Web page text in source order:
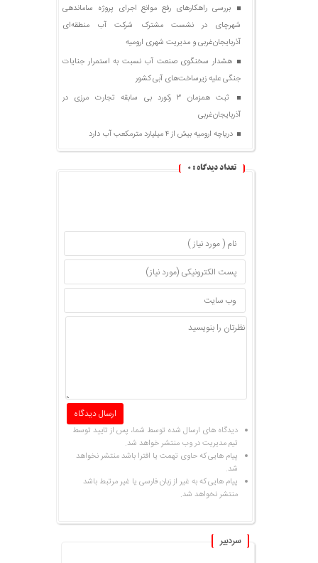
بررسی راهکارهای رفع موانع اجرای پروژه ساماندهی
شهرچای در نشست مشترک شرکت آب منطقه‌ای
آذربایجان‌غربی و مدیریت شهری ارومیه
هشدار سخنگوی صنعت آب نسبت به استمرار جنایات
جنگی علیه زیرساخت‌های آبی کشور
ثبت همزمان ۳ رکورد بی سابقه تجارت مرزی در
آذربایجان‌غربی
دریاچه ارومیه بیش از ۴ میلیارد مترمکعب آب دارد
تعداد دیدگاه : ۰
دیدگاه های ارسال شده توسط شما، پس از تایید توسط
تیم مدیریت در وب منتشر خواهد شد.
پیام هایی که حاوی تهمت یا افترا باشد منتشر نخواهد
شد.
پیام هایی که به غیر از زبان فارسی یا غیر مرتبط باشد
منتشر نخواهد شد.
سردبیر